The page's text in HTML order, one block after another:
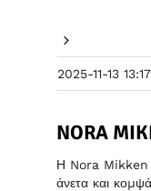
2025-11-13
NORA
Η Nora Mikken
άνετα και